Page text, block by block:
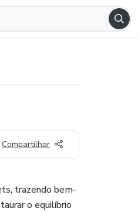
Compartilhar
trazendo bem-
o equilíbrio